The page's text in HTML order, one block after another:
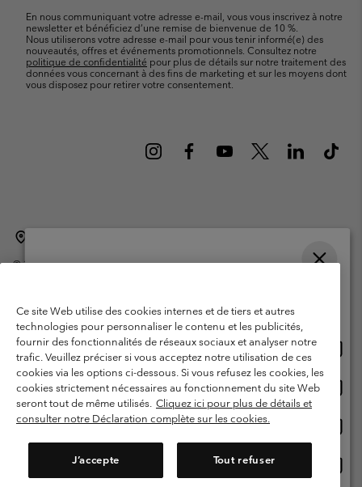
En nous communiquant votre adresse e-mail, vous vous inscrivez à notre
newsletter et bénéficiez d’une remise de bienvenue de 10 %.
Nous utiliserons votre adresse e-mail pour vous tenir informé(e) des
nouveautés, offres et événements promotionnels. Consultez notre
politique de confidentialité pour plus de détails sur notre traitement des
données vous concernant à des fins de marketing et sur les moyens dont
vous disposez pour retirer votre consentement.
©2026Columbia Sportswear International Sarl. Avenue des Morgines, 12
Garanties Légales
Politique de confidentialité
Conditions d'utilisation - Membres
Conditions D'utilisation - Contenu généré par l'utilisateur
Impressum
Cookies
Ce site Web utilise des cookies internes et de tiers et autres
technologies pour personnaliser le contenu et les publicités,
fournir des fonctionnalités de réseaux sociaux et analyser notre
trafic. Veuillez préciser si vous acceptez notre utilisation de ces
cookies via les options ci-dessous. Si vous refusez les cookies, les
cookies strictement nécessaires au fonctionnement du site Web
seront tout de même utilisés. Cliquez ici pour plus de détails et
consulter notre Déclaration complète sur les cookies.
J’accepte Tout refuser
Achats en ligne disponibles
United States
ligne
Belgium-English
ligne
Belgium-Français
ligne
Belgium-Dutch